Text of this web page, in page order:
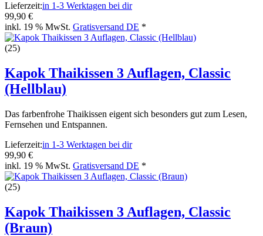
Lieferzeit:in 1-3 Werktagen bei dir
99,90 €
inkl. 19 % MwSt. Gratisversand DE *
(25)
Kapok Thaikissen 3 Auflagen, Classic
(Hellblau)
Das farbenfrohe Thaikissen eigent sich besonders gut zum Lesen,
Fernsehen und Entspannen.
Lieferzeit:in 1-3 Werktagen bei dir
99,90 €
inkl. 19 % MwSt. Gratisversand DE *
(25)
Kapok Thaikissen 3 Auflagen, Classic
(Braun)